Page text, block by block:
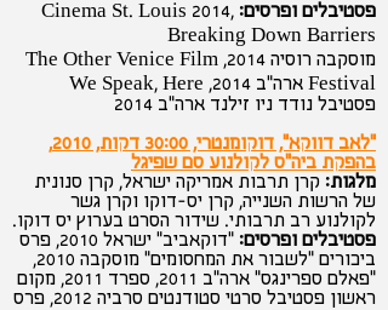
פסטיבלים ופרסים: Cinema St. Louis 2014,
Breaking Down Barriers
מוסקבה רוסיה 2014, The Other Venice Film
Festival ארה"ב 2014, We Speak, Here
פסטיבל נודד ניו זילנד ארה"ב 2014
"לאב דווקא", דוקומנטרי, 30:00 דקות, 2010,
בהפקת ביה"ס לקולנוע סם שפיגל
מלגות: קרן תרבות אמריקה ישראל, קרן סנונית
של הרשות השנייה, קרן יס-דוקו וקרן גשר
לקולנוע רב תרבותי. שידור הסרט בערוץ יס דוקו.
פסטיבלים ופרסים:
"דוקאביב" ישראל 2010, פרס
ביכורים "לשבור את המחסומים" מוסקבה 2010,
"פאלם ספרינגס" ארה"ב 2011, ספרד 2011, מקום
ראשון פסטיבל סרטי סטודנטים סרביה 2012, פרס